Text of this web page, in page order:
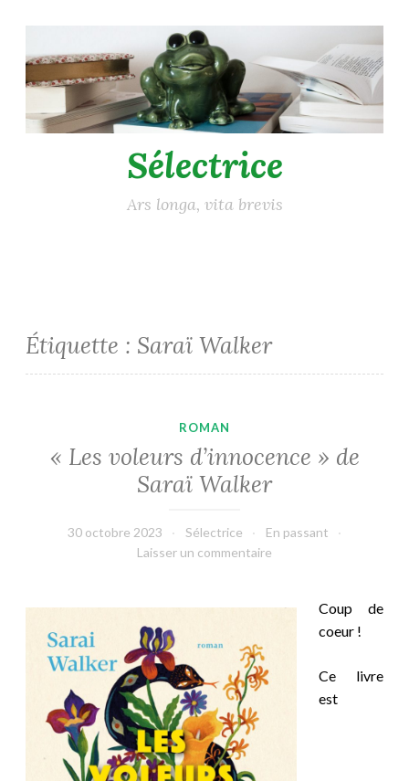
au
contenu
principal
Sélectrice
Ars longa, vita brevis
Étiquette : Saraï Walker
ROMAN
« Les voleurs d’innocence » de
Saraï Walker
30 octobre 2023 Sélectrice
En passant
Laisser un commentaire
Coup de
coeur !
Ce livre
est